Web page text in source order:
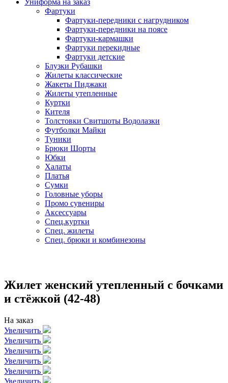
Униформа на заказ
Фартуки
Фартуки-передники с нагрудником
Фартуки-передники на поясе
Фартуки-кармашки
Фартуки перекидные
Фартуки детские
Блузки Рубашки
Жилеты классические
Жакеты Пиджаки
Жилеты утепленные
Куртки
Кителя
Толстовки Свитшоты Водолазки
Футболки Майки
Туники
Брюки Шорты
Юбки
Халаты
Платья
Сумки
Головные уборы
Промо сувениры
Аксессуары
Спец.куртки
Спец. жилеты
Спец. брюки и комбинезоны
Жилет женский утепленный с бочками
и стёжкой (42-48)
На заказ
Увеличить
Увеличить
Увеличить
Увеличить
Увеличить
Увеличить